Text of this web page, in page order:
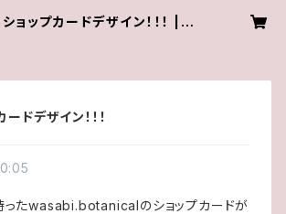
ョップカードデザイン！！！ | ナ
ドデザイン！！！
ったwasabi.botanicalのショップカードが